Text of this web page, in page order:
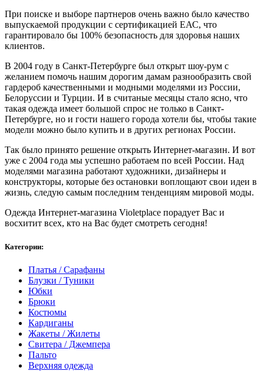
При поиске и выборе партнеров очень важно было качество
выпускаемой продукции с сертификацией ЕАС, что
гарантировало бы 100% безопасность для здоровья наших
клиентов.
В 2004 году в Санкт-Петербурге был открыт шоу-рум с
желанием помочь нашим дорогим дамам разнообразить свой
гардероб качественными и модными моделями из России,
Белоруссии и Турции. И в считаные месяцы стало ясно, что
такая одежда имеет большой спрос не только в Санкт-
Петербурге, но и гости нашего города хотели бы, чтобы такие
модели можно было купить и в других регионах России.
Так было принято решение открыть Интернет-магазин. И вот
уже с 2004 года мы успешно работаем по всей России. Над
моделями магазина работают художники, дизайнеры и
конструкторы, которые без остановки воплощают свои идеи в
жизнь, следую самым последним тенденциям мировой моды.
Одежда Интернет-магазина Violetplace порадует Вас и
восхитит всех, кто на Вас будет смотреть сегодня!
Категории:
Платья / Сарафаны
Блузки / Туники
Юбки
Брюки
Костюмы
Кардиганы
Жакеты / Жилеты
Свитера / Джемпера
Пальто
Верхняя одежда